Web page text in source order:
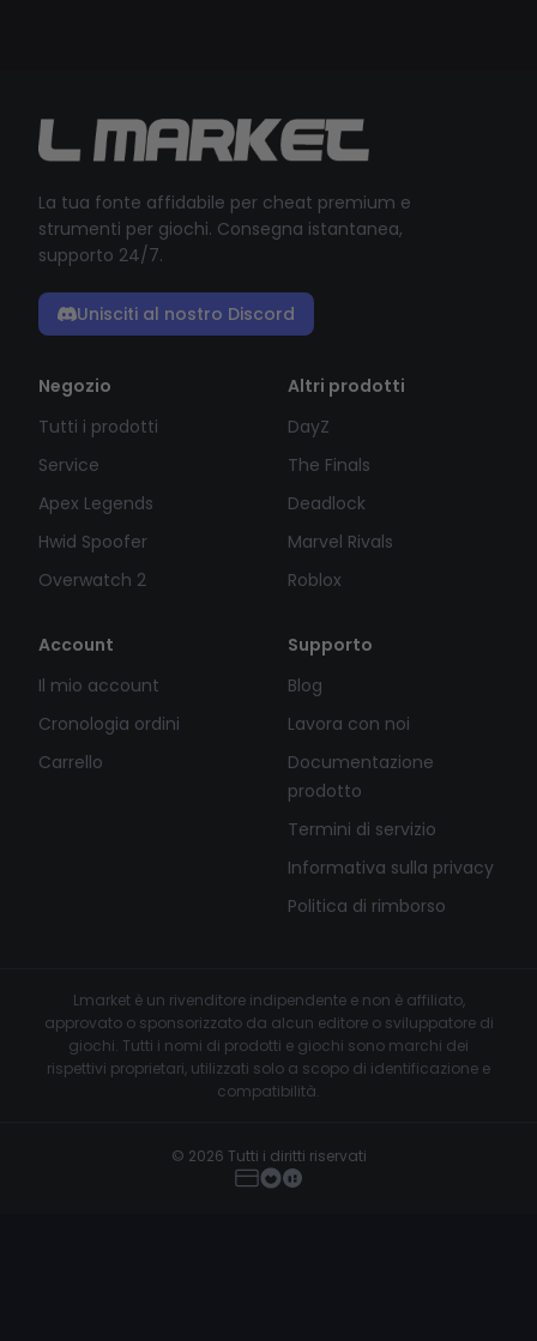
La tua fonte affidabile per cheat premium e
strumenti per giochi. Consegna istantanea,
supporto 24/7.
Unisciti al nostro Discord
Negozio
Tutti i prodotti
Service
Apex Legends
Hwid Spoofer
Overwatch 2
Altri prodotti
DayZ
The Finals
Deadlock
Marvel Rivals
Roblox
Account
Il mio account
Cronologia ordini
Carrello
Supporto
Blog
Lavora con noi
Documentazione
prodotto
Termini di servizio
Informativa sulla privacy
Politica di rimborso
Lmarket è un rivenditore indipendente e non è affiliato,
approvato o sponsorizzato da alcun editore o sviluppatore di
giochi. Tutti i nomi di prodotti e giochi sono marchi dei
rispettivi proprietari, utilizzati solo a scopo di identificazione e
compatibilità.
© 2026 Tutti i diritti riservati